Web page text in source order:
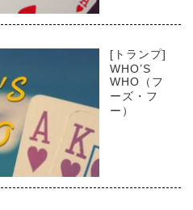
[トランプ]
WHO’S
WHO（フ
ーズ・フ
ー）